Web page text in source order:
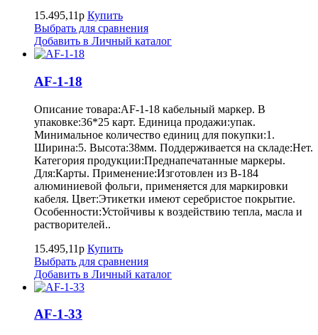
15.495,11р Купить
Выбрать для сравнения
Добавить в Личный каталог
AF-1-18
Описание товара:AF-1-18 кабельный маркер. В
упаковке:36*25 карт. Единица продажи:упак.
Минимальное количество единиц для покупки:1.
Ширина:5. Высота:38мм. Поддерживается на складе:Нет.
Категория продукции:Преднапечатанные маркеры.
Для:Карты. Применение:Изготовлен из B-184
алюминиевой фольги, применяется для маркировки
кабеля. Цвет:Этикетки имеют серебристое покрытие.
Особенности:Устойчивы к воздействию тепла, масла и
растворителей..
15.495,11р Купить
Выбрать для сравнения
Добавить в Личный каталог
AF-1-33